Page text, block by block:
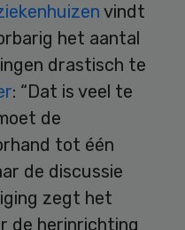
vindt
het aantal
drastisch te
: “Dat is veel te
de
tot één
de discussie
zegt het
de herinrichting